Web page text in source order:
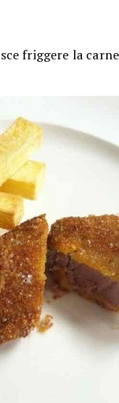
friggere la